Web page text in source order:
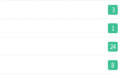
3
1
24
8